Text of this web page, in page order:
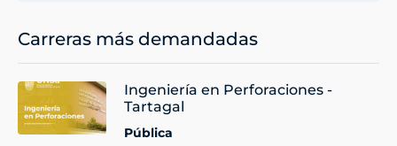
Carreras más demandadas
Ingeniería en Perforaciones -
Tartagal
Pública